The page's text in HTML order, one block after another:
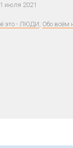
июля 2021
это - ЛЮДИ, Обо всём